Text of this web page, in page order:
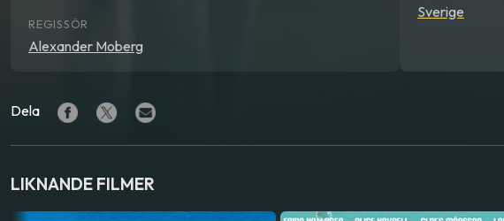
REGISSÖR
Alexander Moberg
Sverige
Dela
LIKNANDE FILMER